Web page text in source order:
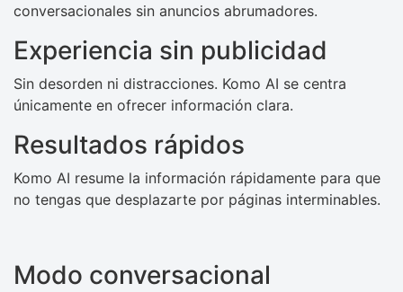
conversacionales sin anuncios abrumadores.
Experiencia sin publicidad
Sin desorden ni distracciones. Komo AI se centra
únicamente en ofrecer información clara.
Resultados rápidos
Komo AI resume la información rápidamente para que
no tengas que desplazarte por páginas interminables.
Modo conversacional